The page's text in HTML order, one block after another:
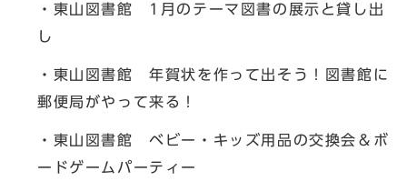
・東山図書館 1月のテーマ図書の展示と貸し出
し
・東山図書館 年賀状を作って出そう！図書館に
郵便局がやって来る！
・東山図書館 ベビー・キッズ用品の交換会＆ボ
ードゲームパーティー